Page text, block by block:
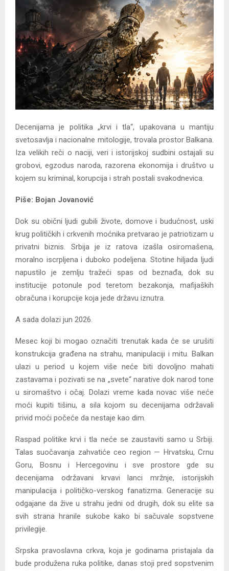
M
UDecenijama je politika „krvi i tla“, upakovana u mantiju
svetosavlja i nacionalne mitologije, trovala prostor Balkana.
Iza velikih reči o naciji, veri i istorijskoj sudbini ostajali su
grobovi, egzodus naroda, razorena ekonomija i društvo u
kojem su kriminal, korupcija i strah postali svakodnevica.
Piše: Bojan Jovanović
Dok su obični ljudi gubili živote, domove i budućnost, uski
krug političkih i crkvenih moćnika pretvarao je patriotizam u
privatni biznis. Srbija je iz ratova izašla osiromašena,
moralno iscrpljena i duboko podeljena. Stotine hiljada ljudi
napustilo je zemlju tražeći spas od beznađa, dok su
institucije potonule pod teretom bezakonja, mafijaških
obračuna i korupcije koja jede državu iznutra.
A sada dolazi jun 2026.
Mesec koji bi mogao označiti trenutak kada će se urušiti
konstrukcija građena na strahu, manipulaciji i mitu. Balkan
ulazi u period u kojem više neće biti dovoljno mahati
zastavama i pozivati se na „svete“ narative dok narod tone
u siromaštvo i očaj. Dolazi vreme kada novac više neće
moći kupiti tišinu, a sila kojom su decenijama održavali
privid moći počeće da nestaje kao dim.
Raspad politike krvi i tla neće se zaustaviti samo u Srbiji.
Talas suočavanja zahvatiće ceo region — Hrvatsku, Crnu
Goru, Bosnu i Hercegovinu i sve prostore gde su
decenijama održavani krvavi lanci mržnje, istorijskih
manipulacija i političko-verskog fanatizma. Generacije su
odgajane da žive u strahu jedni od drugih, dok su elite sa
svih strana hranile sukobe kako bi sačuvale sopstvene
privilegije.
Srpska pravoslavna crkva, koja je godinama pristajala da
bude produžena ruka politike, danas stoji pred sopstvenim